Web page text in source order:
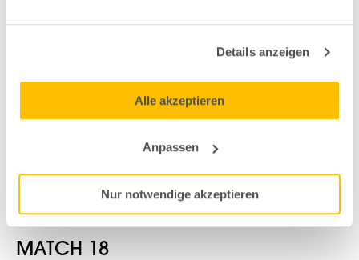
Details anzeigen
Alle akzeptieren
Anpassen
Nur notwendige akzeptieren
Philrouge
MATCH 18